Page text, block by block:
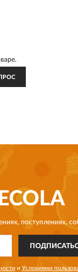
поступлениях,
и Условиями